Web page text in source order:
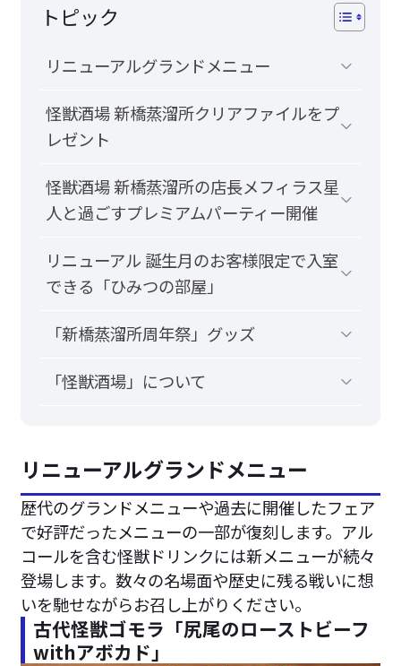
トピック
リニューアルグランドメニュー
怪獣酒場 新橋蒸溜所クリアファイルをプ
レゼント
怪獣酒場 新橋蒸溜所の店長メフィラス星
人と過ごすプレミアムパーティー開催
リニューアル 誕生月のお客様限定で入室
できる「ひみつの部屋」
「新橋蒸溜所周年祭」グッズ
「怪獣酒場」について
リニューアルグランドメニュー
歴代のグランドメニューや過去に開催したフェア
で好評だったメニューの一部が復刻します。アル
コールを含む怪獣ドリンクには新メニューが続々
登場します。数々の名場面や歴史に残る戦いに想
いを馳せながらお召し上がりください。
古代怪獣ゴモラ「尻尾のローストビーフ
withアボカド」